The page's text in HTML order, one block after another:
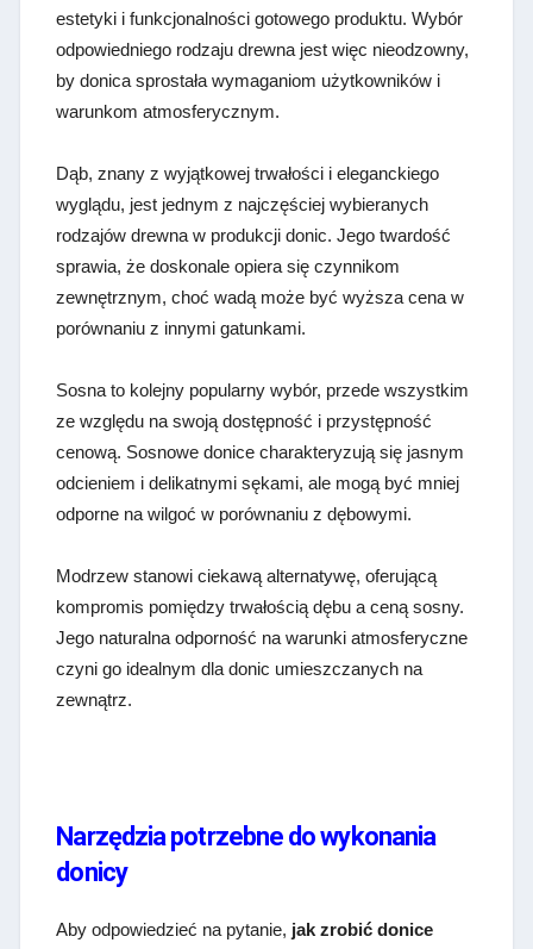
estetyki i funkcjonalności gotowego produktu. Wybór
odpowiedniego rodzaju drewna jest więc nieodzowny,
by donica sprostała wymaganiom użytkowników i
warunkom atmosferycznym.
Dąb, znany z wyjątkowej trwałości i eleganckiego
wyglądu, jest jednym z najczęściej wybieranych
rodzajów drewna w produkcji donic. Jego twardość
sprawia, że doskonale opiera się czynnikom
zewnętrznym, choć wadą może być wyższa cena w
porównaniu z innymi gatunkami.
Sosna to kolejny popularny wybór, przede wszystkim
ze względu na swoją dostępność i przystępność
cenową. Sosnowe donice charakteryzują się jasnym
odcieniem i delikatnymi sękami, ale mogą być mniej
odporne na wilgoć w porównaniu z dębowymi.
Modrzew stanowi ciekawą alternatywę, oferującą
kompromis pomiędzy trwałością dębu a ceną sosny.
Jego naturalna odporność na warunki atmosferyczne
czyni go idealnym dla donic umieszczanych na
zewnątrz.
Narzędzia potrzebne do wykonania
donicy
Aby odpowiedzieć na pytanie, jak zrobić donice